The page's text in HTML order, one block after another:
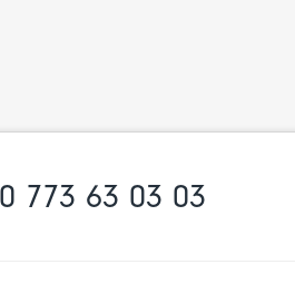
773 63 03 03